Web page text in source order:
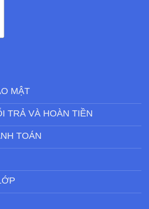
MẬT
TRẢ VÀ HOÀN TIỀN
TOÁN